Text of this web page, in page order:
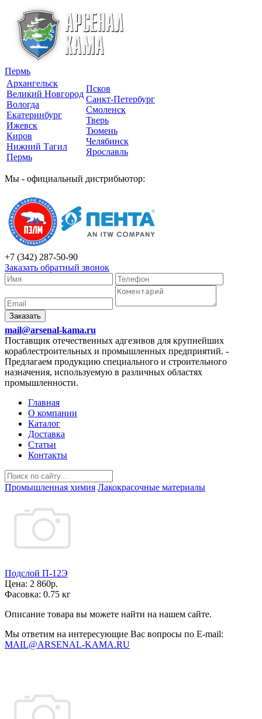
Пермь
Архангельск
Великий Новгород
Вологда
Екатеринбург
Ижевск
Киров
Нижний Тагил
Пермь
Псков
Санкт-Петербург
Смоленск
Тверь
Тюмень
Челябинск
Ярославль
Мы - официальный дистрибьютор:
+7 (342) 287-50-90
Заказать обратный звонок
Заказать
mail@arsenal-kama.ru
Поставщик отечественных адгезивов для крупнейших
кораблестроительных и промышленных предприятий. -
Предлагаем продукцию специального и строительного
назначения, используемую в различных областях
промышленности.
Главная
О компании
Каталог
Доставка
Статьи
Контакты
Промышленная химия Лакокрасочные материалы
Подслой П-12Э
Цена: 2 860р.
Фасовка: 0.75 кг
Описание товара вы можете найти на нашем сайте.
Мы ответим на интересующие Вас вопросы по E-mail:
MAIL@ARSENAL-KAMA.RU